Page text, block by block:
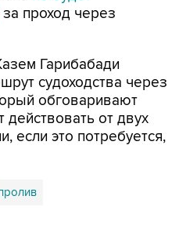
за проход через
Гарибабади
судоходства через
обговаривают
действовать от двух
если это потребуется,